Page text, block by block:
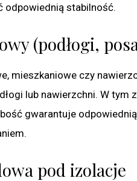
odpowiednią stabilność.
(podłogi,
mieszkaniowe czy
lub nawierzchni. W tym
gwarantuje
pod izolacje